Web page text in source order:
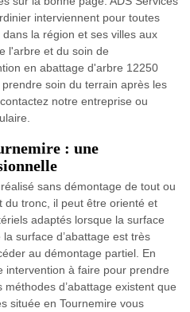
interviennent pour toutes
la région et ses villes aux
l'arbre et du soin de
en abattage d'arbre 12250
soin du terrain après les
notre entreprise ou
: une
sans démontage de tout ou
du tronc, il peut être orienté et
adaptés lorsque la surface
surface d’abattage est très
au démontage partiel. En
intervention à faire pour prendre
d’abattage existent que
située en Tournemire vous